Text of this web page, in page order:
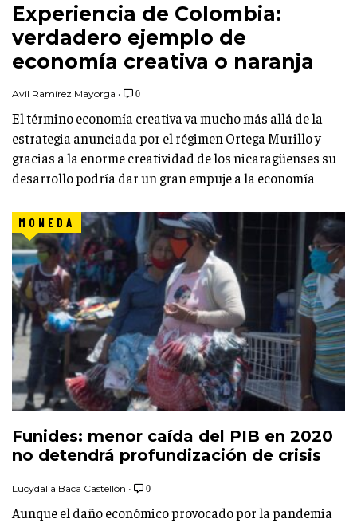
Experiencia de Colombia:
verdadero ejemplo de
economía creativa o naranja
Avil Ramírez Mayorga • 0
El término economía creativa va mucho más allá de la
estrategia anunciada por el régimen Ortega Murillo y
gracias a la enorme creatividad de los nicaragüenses su
desarrollo podría dar un gran empuje a la economía
MONEDA
Funides: menor caída del PIB en 2020
no detendrá profundización de crisis
Lucydalia Baca Castellón • 0
Aunque el daño económico provocado por la pandemia